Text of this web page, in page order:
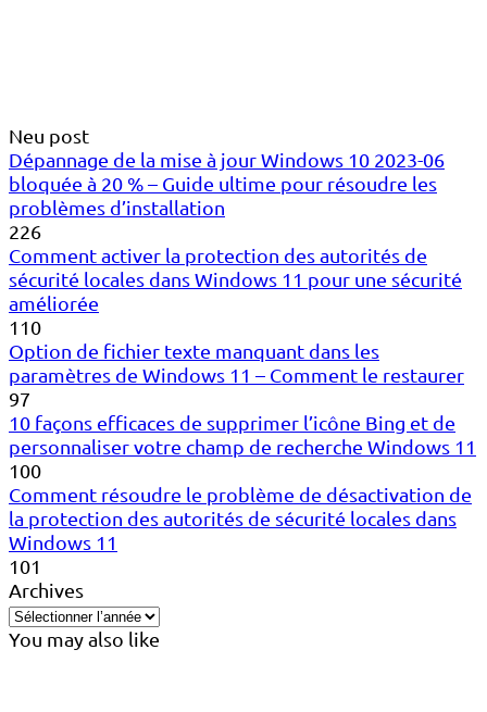
Neu post
Dépannage de la mise à jour Windows 10 2023-06
bloquée à 20 % – Guide ultime pour résoudre les
problèmes d’installation
226
Comment activer la protection des autorités de
sécurité locales dans Windows 11 pour une sécurité
améliorée
110
Option de fichier texte manquant dans les
paramètres de Windows 11 – Comment le restaurer
97
10 façons efficaces de supprimer l’icône Bing et de
personnaliser votre champ de recherche Windows 11
100
Comment résoudre le problème de désactivation de
la protection des autorités de sécurité locales dans
Windows 11
101
Archives
You may also like